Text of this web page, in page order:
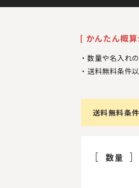
[ かんたん概
数量や名入れ
送料無料条件
送料無料条
数量